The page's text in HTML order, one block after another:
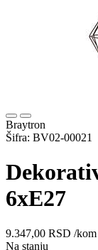
Braytron
Šifra: BV02-00021
6xE27
9.347,00 RSD /kom
Na stanju